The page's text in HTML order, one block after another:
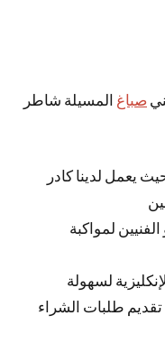
صباغ المسيلة شاطر
يعمل لدينا كادر
لمواكبة
لسهولة
تقديم طلبات الشراء